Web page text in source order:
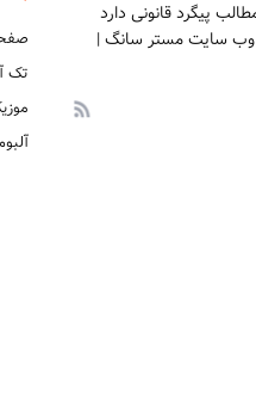
پیگرد قانونی دارد
وب سایت مستر سانگ |
تک